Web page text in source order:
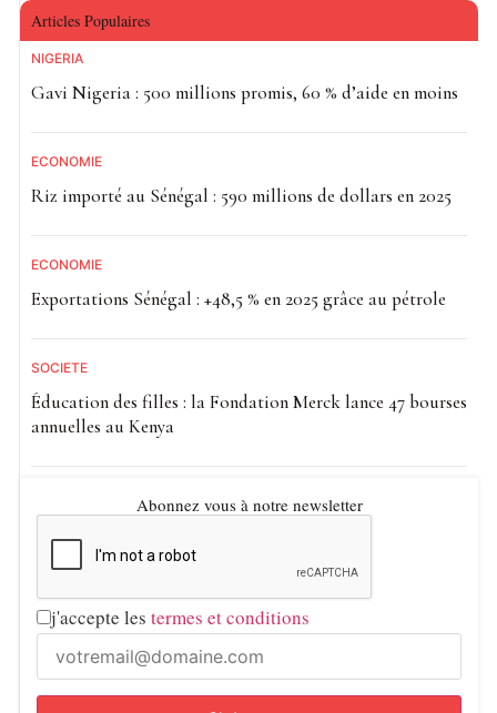
Articles Populaires
NIGÉRIA
Gavi Nigeria : 500 millions promis, 60 % d’aide en moins
ECONOMIE
Riz importé au Sénégal : 590 millions de dollars en 2025
ECONOMIE
Exportations Sénégal : +48,5 % en 2025 grâce au pétrole
SOCIETE
Éducation des filles : la Fondation Merck lance 47 bourses
annuelles au Kenya
Abonnez vous à notre newsletter
j'accepte les termes et conditions